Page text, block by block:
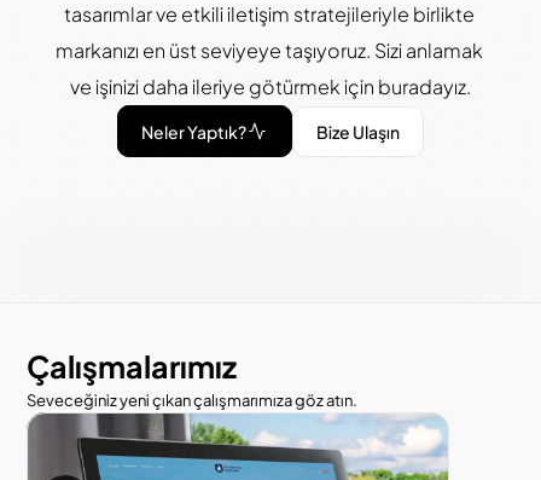
tasarımlar ve etkili iletişim stratejileriyle birlikte
markanızı en üst seviyeye taşıyoruz. Sizi anlamak
ve işinizi daha ileriye götürmek için buradayız.
Neler Yaptık? Bize Ulaşın
Çalışmalarımız
Seveceğiniz yeni çıkan çalışmarımıza göz atın.